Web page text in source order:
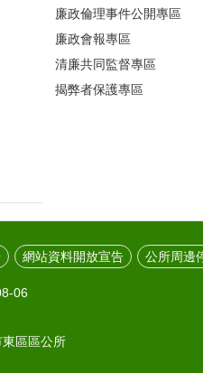
廉政倫理事件公開專區
廉政會報專區
清廉共同監督專區
揭弊者保護專區
網站資料開放宣告 公所周邊
06
區區公所